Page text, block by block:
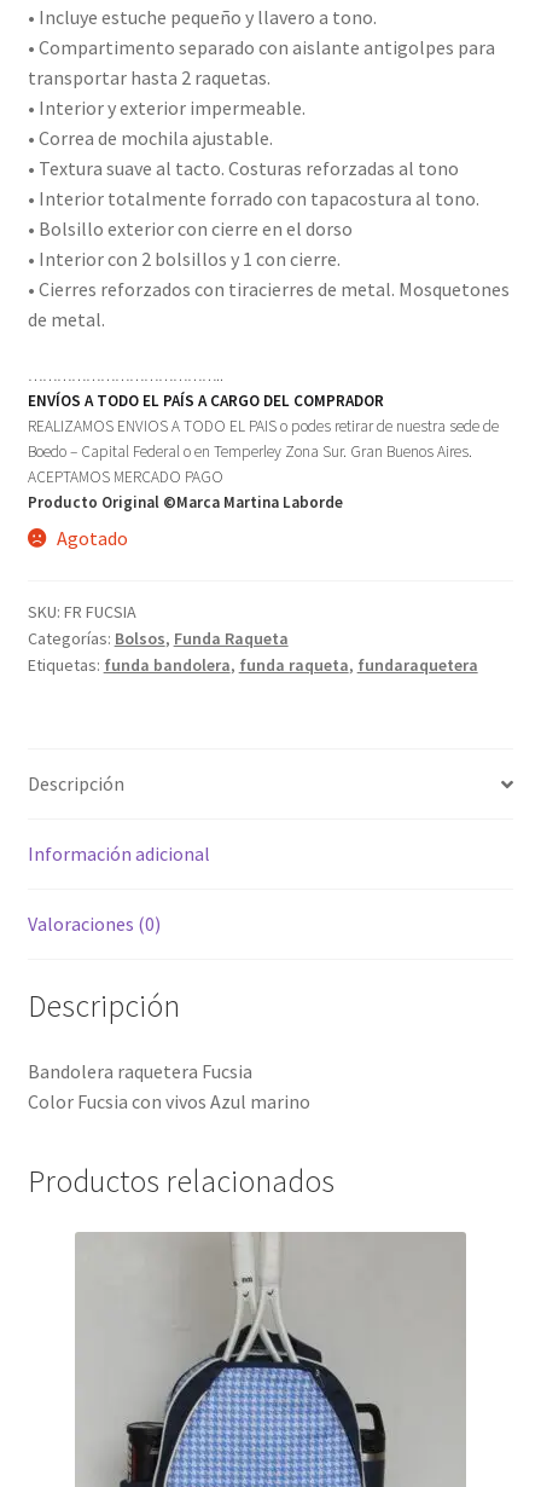
• Incluye estuche pequeño y llavero a tono.
• Compartimento separado con aislante antigolpes para
transportar hasta 2 raquetas.
• Interior y exterior impermeable.
• Correa de mochila ajustable.
• Textura suave al tacto. Costuras reforzadas al tono
• Interior totalmente forrado con tapacostura al tono.
• Bolsillo exterior con cierre en el dorso
• Interior con 2 bolsillos y 1 con cierre.
• Cierres reforzados con tiracierres de metal. Mosquetones
de metal.
…………………………………..
ENVÍOS A TODO EL PAÍS A CARGO DEL COMPRADOR
REALIZAMOS ENVIOS A TODO EL PAIS o podes retirar de nuestra sede de
Boedo – Capital Federal o en Temperley Zona Sur. Gran Buenos Aires.
ACEPTAMOS MERCADO PAGO
Producto Original ©Marca Martina Laborde
Agotado
SKU: FR FUCSIA
Categorías: Bolsos, Funda Raqueta
Etiquetas: funda bandolera, funda raqueta, fundaraquetera
Descripción
Información adicional
Valoraciones (0)
Descripción
Bandolera raquetera Fucsia
Color Fucsia con vivos Azul marino
Productos relacionados